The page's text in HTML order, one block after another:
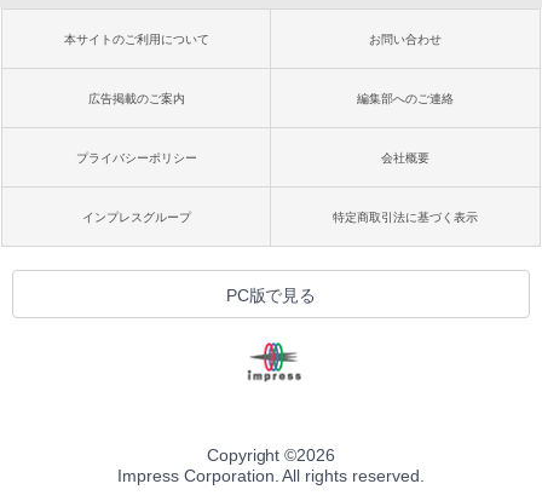
本サイトのご利用について お問い合わせ
広告掲載のご案内 編集部へのご連絡
プライバシーポリシー 会社概要
インプレスグループ 特定商取引法に基づく表示
PC版で見る
Copyright ©2026
Impress Corporation. All rights reserved.